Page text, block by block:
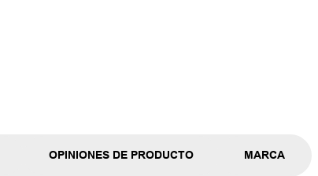
OPINIONES DE PRODUCTO MARCA